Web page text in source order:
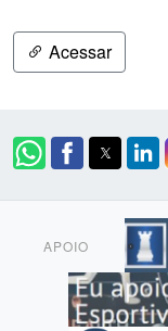
Acessar
APOIO